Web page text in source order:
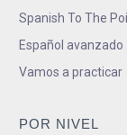
Spanish To The
Español avanzado
Vamos a practicar
POR NIVEL